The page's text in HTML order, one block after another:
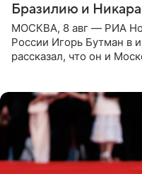
Бразилию и
МОСКВА, 8 авг — РИА
России Игорь Бутман в
рассказал, что он и